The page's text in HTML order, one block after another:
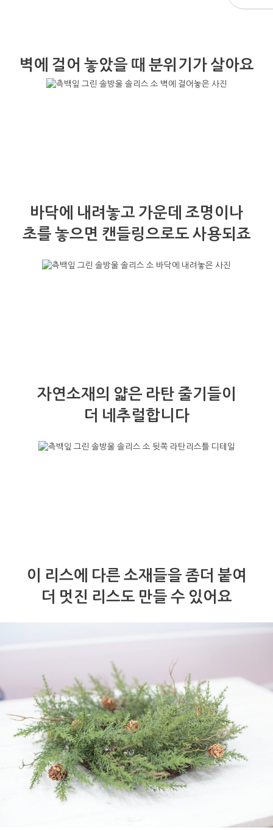
벽에 걸어 놓았을 때 분위기가 살아요
바닥에 내려놓고 가운데 조명이나
초를 놓으면 캔들링으로도 사용되죠
자연소재의 얇은 라탄 줄기들이
더 네추럴합니다
이 리스에 다른 소재들을 좀더 붙여
더 멋진 리스도 만들 수 있어요